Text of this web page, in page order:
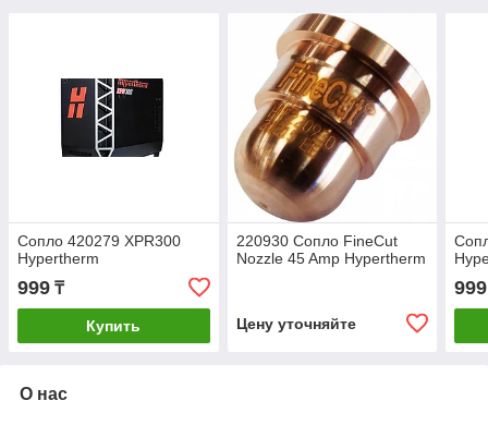
Сопло 420279 XPR300
Hypertherm
999 ₸
Купить
220930 Сопло FineCut
Nozzle 45 Amp Hypertherm
Цену уточняйте
999
О нас